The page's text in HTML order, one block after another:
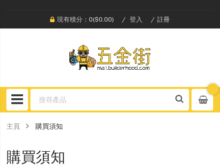
現有積分：0($0.00) 登入 註冊
主頁 購買須知
購買須知